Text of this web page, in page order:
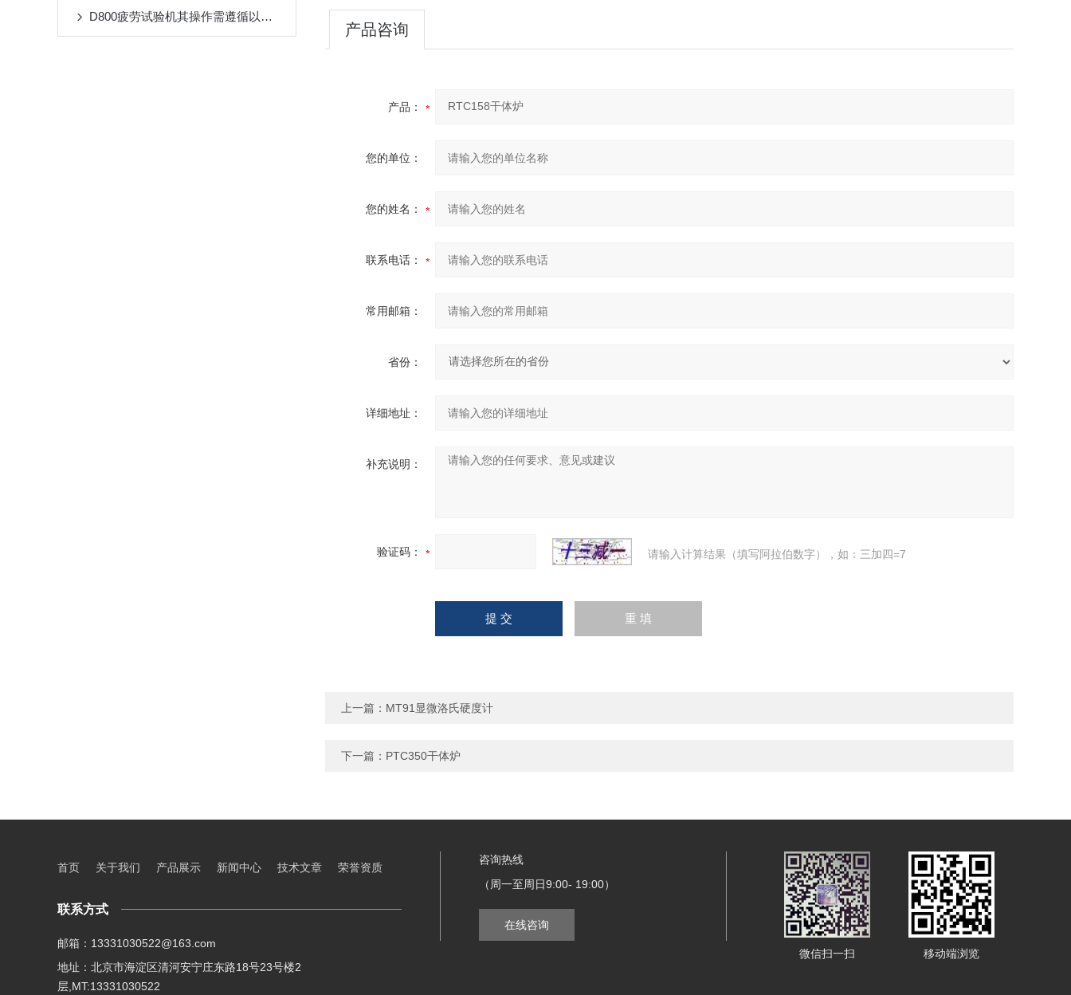
D800疲劳试验机其操作需遵循以下流程
产品咨询
产品：
您的单位：
您的姓名：
联系电话：
常用邮箱：
省份：
详细地址：
补充说明：
验证码： 请输入计算结果（填写阿拉伯数字），如：三加四=7
上一篇： MT91显微洛氏硬度计
下一篇： PTC350干体炉
首页 关于我们 产品展示 新闻中心 技术文章 荣誉资质
联系方式
邮箱：13331030522@163.com
地址：北京市海淀区清河安宁庄东路18号23号楼2
层,MT:13331030522
咨询热线
（周一至周日9:00- 19:00）
在线咨询
微信扫一扫 移动端浏览